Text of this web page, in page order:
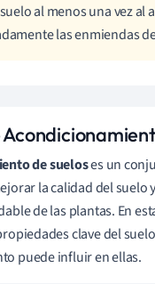
al menos una vez al
las enmiendas
de sueloses un
la calidad del suelo
de las plantas. En
clave del
puede influir en ellas.